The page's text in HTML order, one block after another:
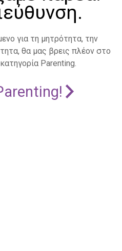
για τη μητρότητα, την
θα μας βρεις πλέον στο
Parenting.